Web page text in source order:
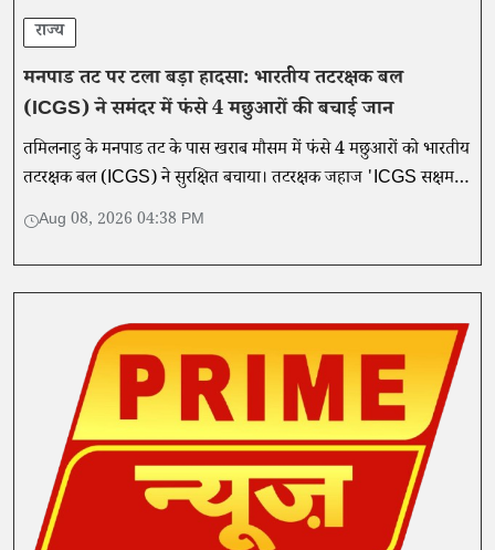
राज्य
मनपाड तट पर टला बड़ा हादसा: भारतीय तटरक्षक बल
(ICGS) ने समंदर में फंसे 4 मछुआरों की बचाई जान
तमिलनाडु के मनपाड तट के पास खराब मौसम में फंसे 4 मछुआरों को भारतीय
तटरक्षक बल (ICGS) ने सुरक्षित बचाया। तटरक्षक जहाज 'ICGS सक्षम'
ने चलाया सफल रेस्क्यू ऑपरेशन।
Aug 08, 2026 04:38 PM